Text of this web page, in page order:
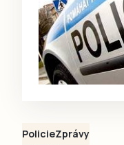
PolicieZprávy